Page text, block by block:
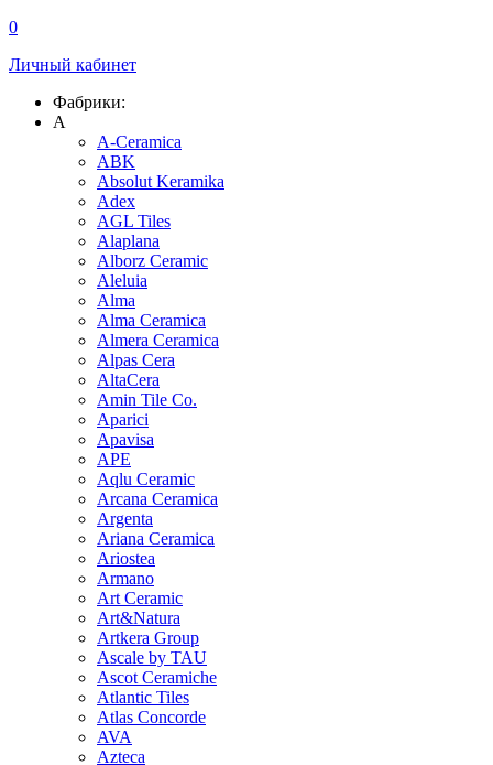
0
Личный кабинет
Фабрики:
A
A-Ceramica
ABK
Absolut Keramika
Adex
AGL Tiles
Alaplana
Alborz Ceramic
Aleluia
Alma
Alma Ceramica
Almera Ceramica
Alpas Cera
AltaCera
Amin Tile Co.
Aparici
Apavisa
APE
Aqlu Ceramic
Arcana Ceramica
Argenta
Ariana Ceramica
Ariostea
Armano
Art Ceramic
Art&Natura
Artkera Group
Ascale by TAU
Ascot Ceramiche
Atlantic Tiles
Atlas Concorde
AVA
Azteca